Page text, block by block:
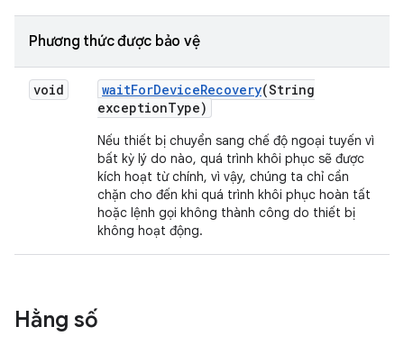
Phương thức được bảo vệ
void waitForDeviceRecovery(String
exceptionType)
Nếu thiết bị chuyển sang chế độ ngoại tuyến vì
bất kỳ lý do nào, quá trình khôi phục sẽ được
kích hoạt từ chính, vì vậy, chúng ta chỉ cần
chặn cho đến khi quá trình khôi phục hoàn tất
hoặc lệnh gọi không thành công do thiết bị
không hoạt động.
Hằng số